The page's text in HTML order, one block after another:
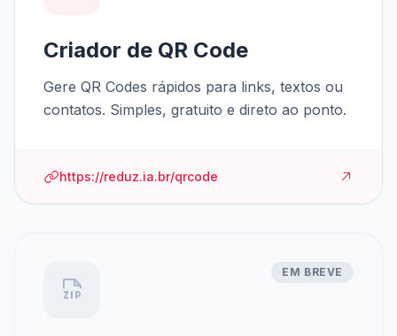
Criador de QR Code
Gere QR Codes rápidos para links, textos ou
contatos. Simples, gratuito e direto ao ponto.
https://reduz.ia.br/qrcode
EM BREVE